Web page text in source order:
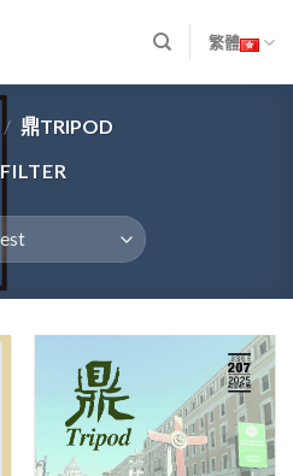
繁體
/ 鼎TRIPOD
FILTER